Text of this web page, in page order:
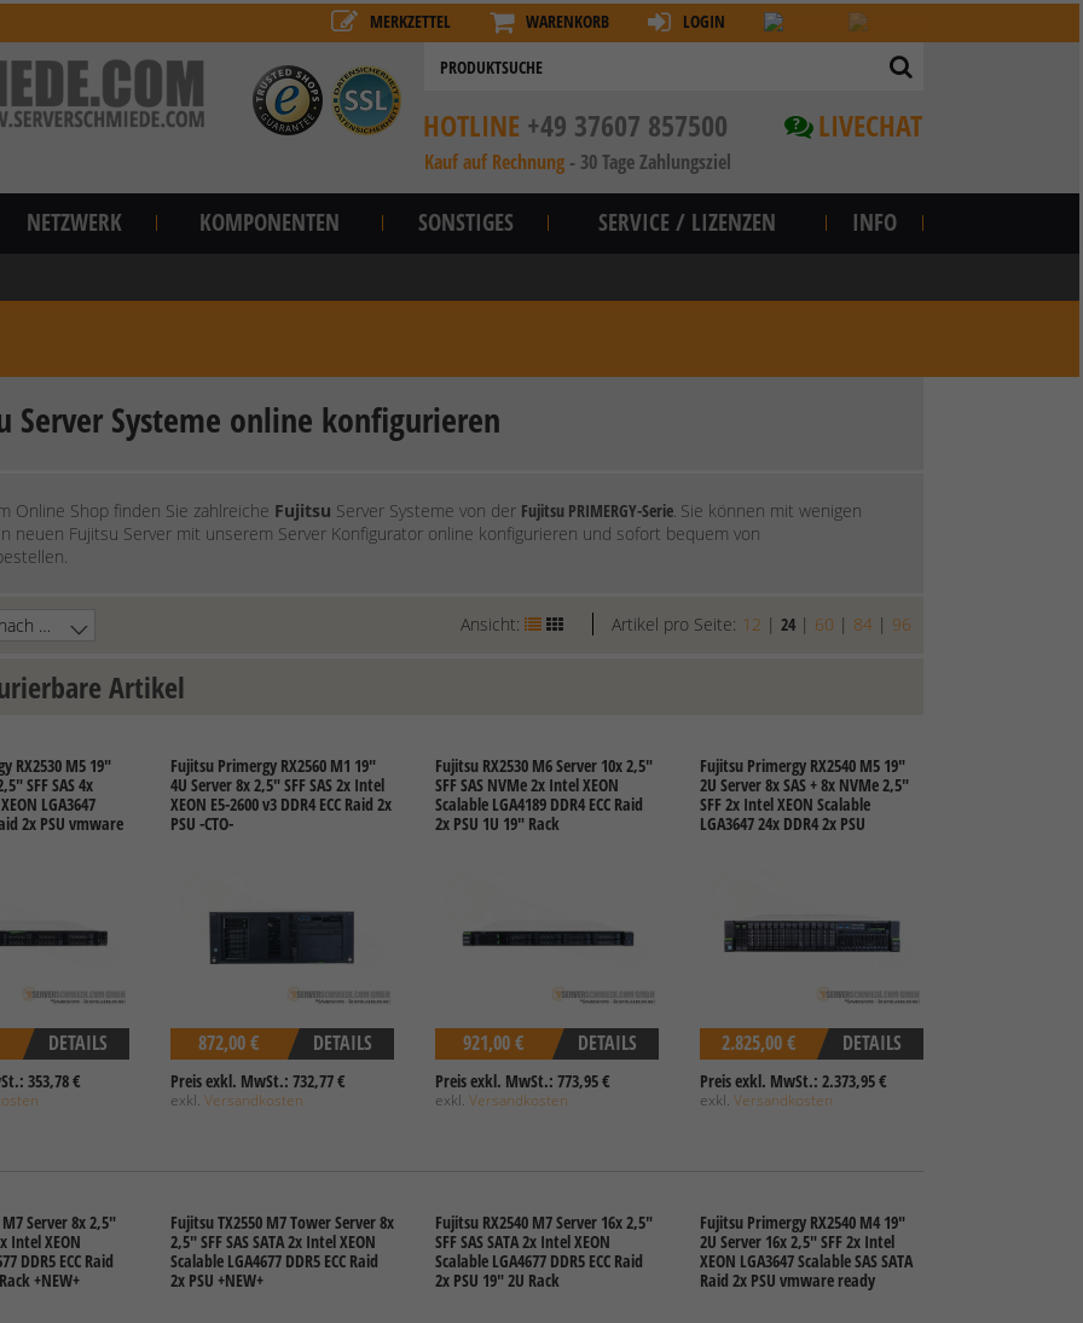
MERKZETTEL WARENKORB LOGIN
? LIVECHAT
HOTLINE +49 37607 857500
Kauf auf Rechnung - 30 Tage Zahlungsziel
NETZWERK KOMPONENTEN SONSTIGES SERVICE / LIZENZEN INFO
Server Systeme online konfigurieren
Online Shop finden Sie zahlreiche Fujitsu Server Systeme von der Fujitsu PRIMERGY-Serie. Sie können mit wenigen
neuen Fujitsu Server mit unserem Server Konfigurator online konfigurieren und sofort bequem von
Artikel pro Seite: 12 | 24 | 60 | 84 | 96
Ansicht:
Artikel
RX2530 M5 19"
SFF SAS 4x
LGA3647
2x PSU vmware
DETAILS
353,78 €
Fujitsu Primergy RX2560 M1 19"
4U Server 8x 2,5" SFF SAS 2x Intel
XEON E5-2600 v3 DDR4 ECC Raid 2x
PSU -CTO-
DETAILS
872,00 €
Preis exkl. MwSt.: 732,77 €
exkl. Versandkosten
Fujitsu RX2530 M6 Server 10x 2,5"
SFF SAS NVMe 2x Intel XEON
Scalable LGA4189 DDR4 ECC Raid
2x PSU 1U 19" Rack
DETAILS
921,00 €
Preis exkl. MwSt.: 773,95 €
exkl. Versandkosten
Fujitsu Primergy RX2540 M5 19"
2U Server 8x SAS + 8x NVMe 2,5"
SFF 2x Intel XEON Scalable
LGA3647 24x DDR4 2x PSU
DETAILS
2.825,00 €
Preis exkl. MwSt.: 2.373,95 €
exkl. Versandkosten
Server 8x 2,5"
Intel XEON
DDR5 ECC Raid
+NEW+
Fujitsu TX2550 M7 Tower Server 8x
2,5" SFF SAS SATA 2x Intel XEON
Scalable LGA4677 DDR5 ECC Raid
2x PSU +NEW+
Fujitsu RX2540 M7 Server 16x 2,5"
SFF SAS SATA 2x Intel XEON
Scalable LGA4677 DDR5 ECC Raid
2x PSU 19" 2U Rack
Fujitsu Primergy RX2540 M4 19"
2U Server 16x 2,5" SFF 2x Intel
XEON LGA3647 Scalable SAS SATA
Raid 2x PSU vmware ready